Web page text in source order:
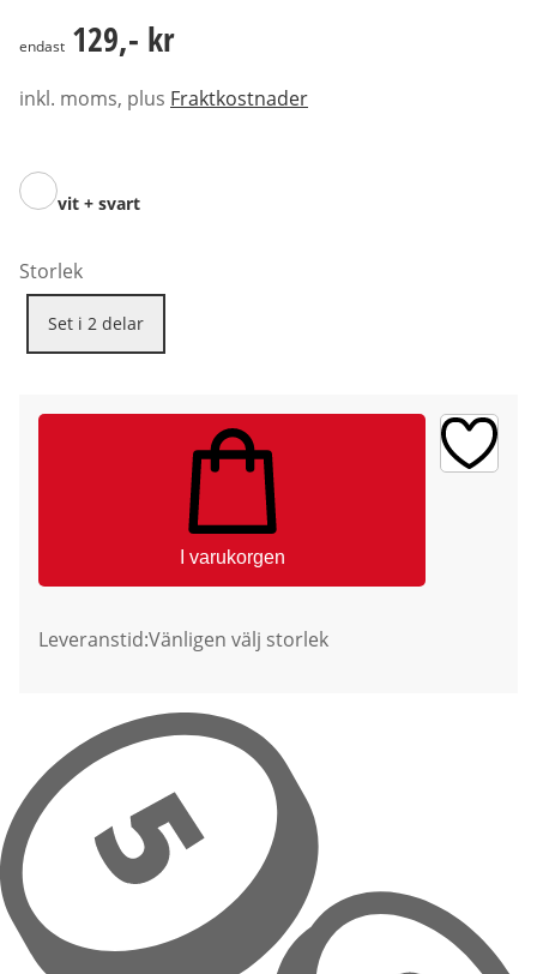
129,- kr
endast 129,- kr
inkl. moms, plus Fraktkostnader
vit + svart
Storlek
Set i 2 delar
I varukorgen
Leveranstid:Vänligen välj storlek